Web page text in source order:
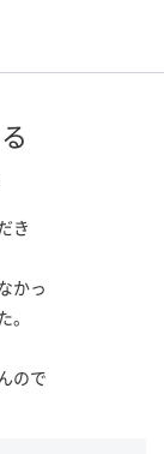
き
かっ
ので